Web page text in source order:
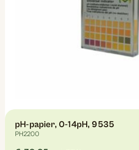
pH-papier, 0-14pH, 9535
PH2200